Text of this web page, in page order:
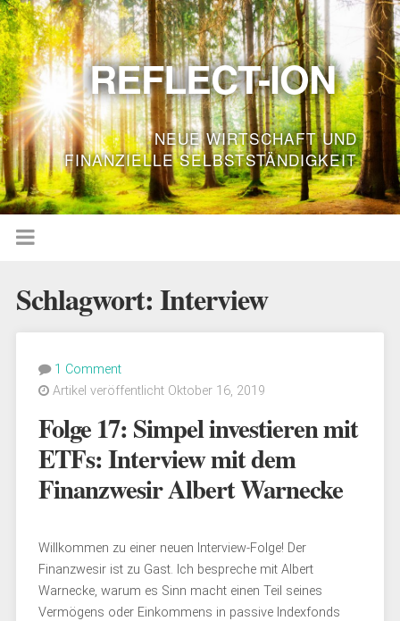
REFLECT-ION
NEUE WIRTSCHAFT UND
FINANZIELLE SELBSTSTÄNDIGKEIT
Schlagwort:Interview
1 Comment
Artikel veröffentlicht Oktober 16, 2019
Folge 17: Simpel investieren mit
ETFs: Interview mit dem
Finanzwesir Albert Warnecke
Willkommen zu einer neuen Interview-Folge! Der
Finanzwesir ist zu Gast. Ich bespreche mit Albert
Warnecke, warum es Sinn macht einen Teil seines
Vermögens oder Einkommens in passive Indexfonds